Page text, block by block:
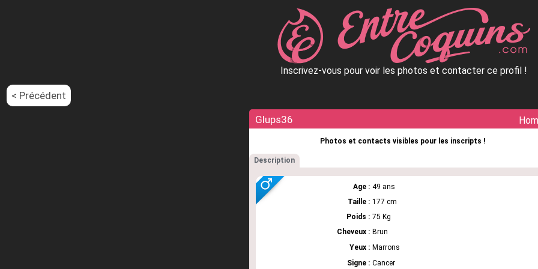
Inscrivez-vous pour voir les photos et contacter ce profil !
< Précédent
Glups36
Photos et contacts visibles pour les inscripts !
Description
Age : 49 ans
Taille : 177 cm
Poids : 75 Kg
Cheveux : Brun
Yeux : Marrons
Signe : Cancer